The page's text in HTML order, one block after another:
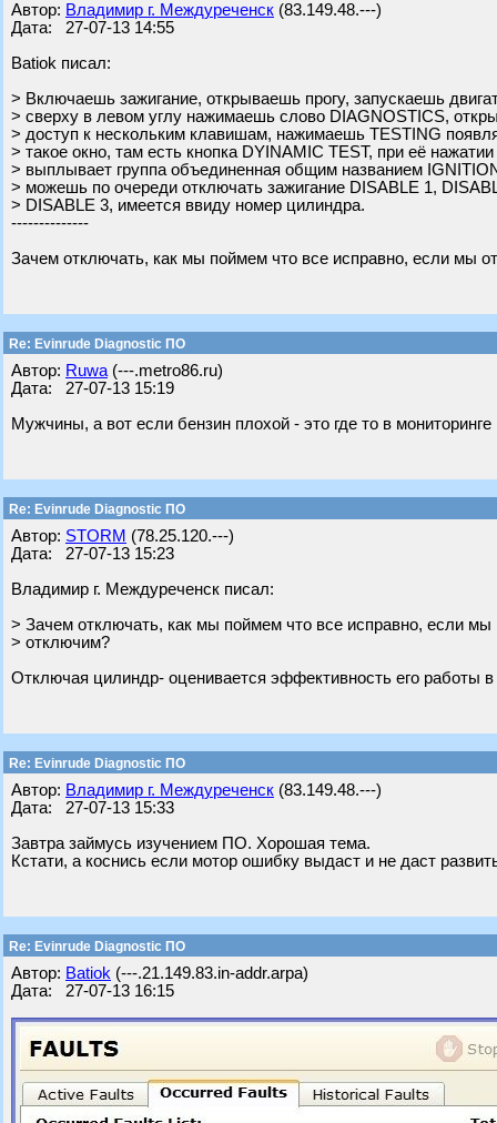
Автор: Владимир г. Междуреченск (83.149.48.---)
Дата: 27-07-13 14:55
Batiok писал:
> Включаешь зажигание, открываешь прогу, запускаешь
> сверху в левом углу нажимаешь слово DIAGNOSTICS,
> доступ к нескольким клавишам, нажимаешь TESTING
> такое окно, там есть кнопка DYINAMIC TEST, при её нажатии
> выплывает группа объединенная общим названием
> можешь по очереди отключать зажигание DISABLE 1,
> DISABLE 3, имеется ввиду номер цилиндра.
--------------
Зачем отключать, как мы поймем что все исправно, если мы
Re: Evinrude Diagnostic ПО
Автор: Ruwa (---.metro86.ru)
Дата: 27-07-13 15:19
Мужчины, а вот если бензин плохой - это где то в
Re: Evinrude Diagnostic ПО
Автор: STORM (78.25.120.---)
Дата: 27-07-13 15:23
Владимир г. Междуреченск писал:
> Зачем отключать, как мы поймем что все исправно, если мы
> отключим?
Отключая цилиндр- оценивается эффективность его работы
Re: Evinrude Diagnostic ПО
Автор: Владимир г. Междуреченск (83.149.48.---)
Дата: 27-07-13 15:33
Завтра займусь изучением ПО. Хорошая тема.
Кстати, а коснись если мотор ошибку выдаст и не даст
Re: Evinrude Diagnostic ПО
Автор: Batiok (---.21.149.83.in-addr.arpa)
Дата: 27-07-13 16:15